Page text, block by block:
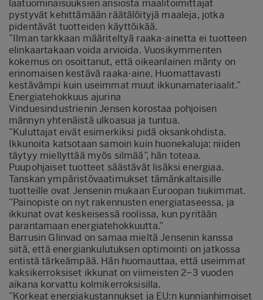
laatuominaisuuksien ansiosta maalitoimittajat
pystyvät kehittämään räätälöityjä maaleja, jotka
pidentävät tuotteiden käyttöikää.
”Ilman tarkkaan määriteltyä raaka-ainetta ei tuotteen
elinkaartakaan voida arvioida. Vuosikymmenten
kokemus on osoittanut, että oikeanlainen mänty on
erinomaisen kestävä raaka-aine. Huomattavasti
kestävämpi kuin useimmat muut ikkunamateriaalit.”
Energiatehokkuus ajurina
Vinduesindustrienin Jensen korostaa pohjoisen
männyn yhtenäistä ulkoasua ja tuntua.
”Kuluttajat eivät esimerkiksi pidä oksankohdista.
Ikkunoita katsotaan samoin kuin huonekaluja: niiden
täytyy miellyttää myös silmää”, hän toteaa.
Puupohjaiset tuotteet säästävät lisäksi energiaa.
Tanskan ympäristövaatimukset tämänkaltaisille
tuotteille ovat Jensenin mukaan Euroopan tiukimmat.
”Painopiste on nyt rakennusten energiataseessa, ja
ikkunat ovat keskeisessä roolissa, kun pyritään
parantamaan energiatehokkuutta.”
Barrusin Glinvad on samaa mieltä Jensenin kanssa
siitä, että energiankulutuksen optimointi on jatkossa
entistä tärkeämpää. Hän huomauttaa, että useimmat
kaksikerroksiset ikkunat on viimeisten 2–3 vuoden
aikana korvattu kolmikerroksisilla.
”Korkeat energiakustannukset ja EU:n kunnianhimoiset